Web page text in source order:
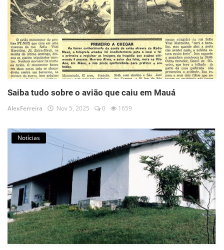
Saiba tudo sobre o avião que caiu em Mauá
AlexFerreira Nov 5, 2025 0 1659
Notícias